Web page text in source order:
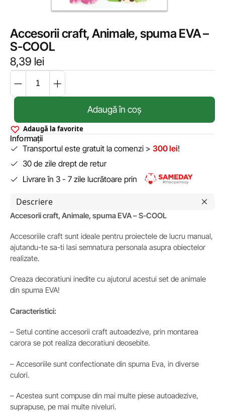
Accesorii craft, Animale, spuma EVA –
S-COOL
8,39 lei
Adaugă în coș
Adaugă la favorite
Informații
Transportul este gratuit la comenzi > 300 lei!
30 de zile drept de retur
Livrare în 3 - 7 zile lucrătoare prin
Descriere
Accesorii craft, Animale, spuma EVA – S-COOL
Accesoriile craft sunt ideale pentru proiectele de lucru manual,
ajutandu-te sa-ti lasi semnatura personala asupra obiectelor
realizate.
Creaza decoratiuni inedite cu ajutorul acestui set de animale
din spuma EVA!
Caracteristici:
– Setul contine accesorii craft autoadezive, prin montarea
carora se pot realiza decoratiuni deosebite.
– Accesoriile sunt confectionate din spuma Eva, in diverse
culori.
– Acestea sunt compuse din mai multe piese autoadezive,
suprapuse, pe mai multe niveluri.